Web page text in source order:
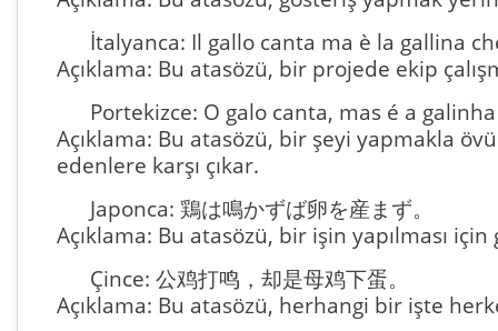
İtalyanca: Il gallo canta ma è la gallina
Açıklama: Bu atasözü, bir projede ekip
Portekizce: O galo canta, mas é a
Açıklama: Bu atasözü, bir şeyi yapmakla
edenlere karşı çıkar.
Japonca: 鶏は鳴かずば卵を産まず。
Açıklama: Bu atasözü, bir işin yapılması
Çince: 公鸡打鸣，却是母鸡下蛋。
Açıklama: Bu atasözü, herhangi bir işte